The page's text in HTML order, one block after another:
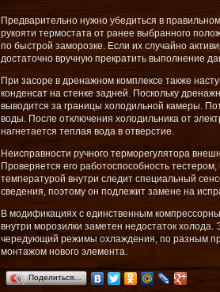
Предварительно нужно убедиться в
рукояти термостата от ранее выбранного
по быстрой заморозке. Если их случайно
достаточно вручную прекратить выполнение
При засоре в дренажном комплексе также
конденсат на стенке задней. Поскольку
выводится за границы холодильной камеры.
воды. После отключения холодильника от
нагнетается теплая вода в отверстие.
Неисправности ручного терморегулятора
Проверяется его работоспособность
температурой внутри следит специальный
сведения, поэтому он подлежит замене на
В модификациях с единственным
внутри морозилки заметен недостаток
чередующий режимы охлаждения, по разным
монтажом нового элемента.
Поделиться…